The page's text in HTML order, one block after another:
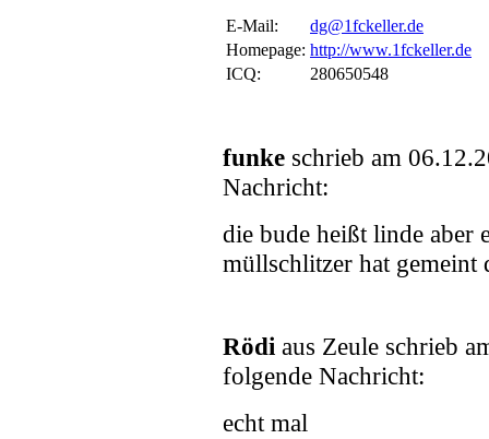
E-Mail:
dg@1fckeller.de
Homepage: http://www.1fckeller.de
ICQ:
280650548
funke schrieb am
Nachricht:
die bude heißt linde aber
müllschlitzer hat gemeint
Rödi aus Zeule schrieb
folgende Nachricht:
echt mal